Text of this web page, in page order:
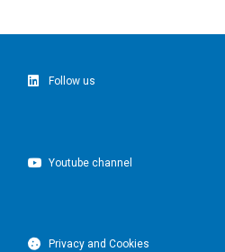
Follow us
Youtube channel
Privacy and Cookies